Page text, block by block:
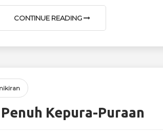
CONTINUE READING
Kepura-Puraan